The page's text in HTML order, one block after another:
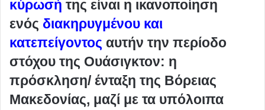
κύρωσή της είναι η ικανοποίηση
ενός διακηρυγμένου και
κατεπείγοντος αυτήν την περίοδο
στόχου της Ουάσιγκτον: η
πρόσκληση/ ένταξη της Βόρειας
Μακεδονίας, μαζί με τα υπόλοιπα